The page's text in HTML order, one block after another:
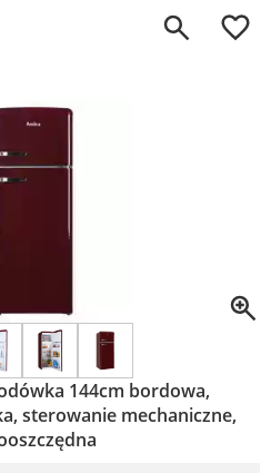
0
144cm bordowa,
sterowanie mechaniczne,